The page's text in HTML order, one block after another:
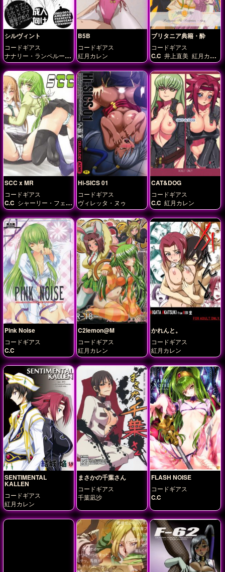
シルヴィント
コードギアス
ナナリー・ランペルー
ジ
B5B
コードギアス
紅月カレン
ブリタニア典籍・酔
コードギアス
C.C 井上直美 紅月カレ
ン
SCC x MR
コードギアス
C.C シャーリー・フェネ
ット
Hi-SICS 01
コードギアス
ヴィレッタ・ヌゥ
CAT&DOG
コードギアス
C.C 紅月カレン
Pink Noise
コードギアス
C.C
C2lemon@M
コードギアス
紅月カレン
かれんと。
コードギアス
紅月カレン
SENTIMENTAL
KALLEN
コードギアス
紅月カレン
まさかの千葉さん
コードギアス
千葉凪沙
FLASH NOISE
コードギアス
C.C